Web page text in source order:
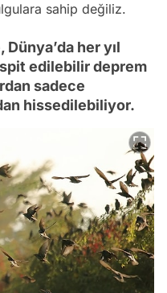
sahip değiliz.
Dünya’da her yıl
edilebilir deprem
sadece
hissedilebiliyor.